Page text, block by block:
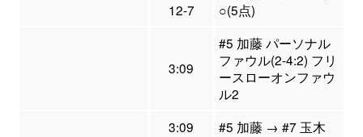
12-7
○(5点)
3:09
#5 加藤 パーソナル
ファウル(2-4:2) フリ
ースローオンファウ
ル2
3:09
#5 加藤 → #7 玉木